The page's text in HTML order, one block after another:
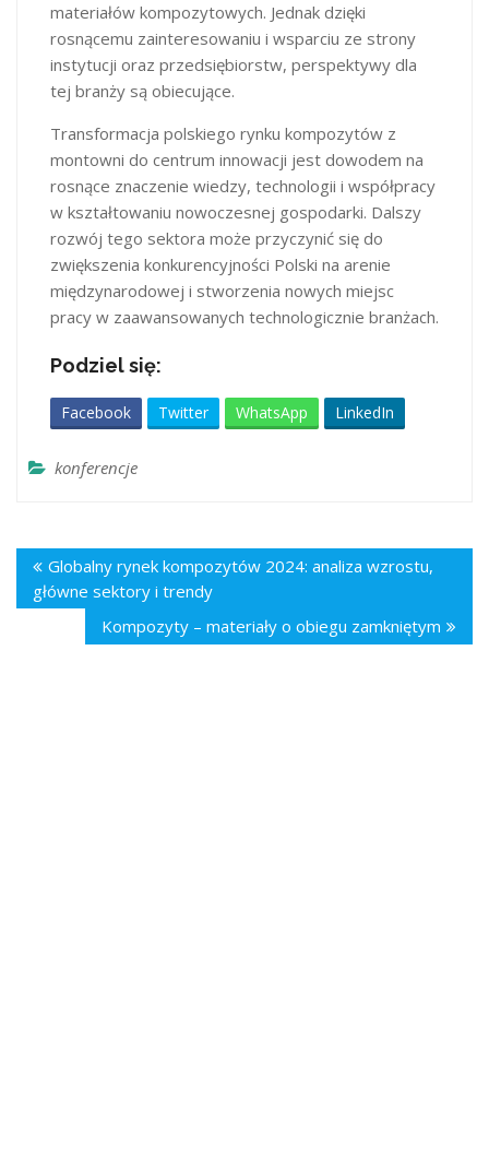
materiałów kompozytowych. Jednak dzięki
rosnącemu zainteresowaniu i wsparciu ze strony
instytucji oraz przedsiębiorstw, perspektywy dla
tej branży są obiecujące.​
Transformacja polskiego rynku kompozytów z
montowni do centrum innowacji jest dowodem na
rosnące znaczenie wiedzy, technologii i współpracy
w kształtowaniu nowoczesnej gospodarki. Dalszy
rozwój tego sektora może przyczynić się do
zwiększenia konkurencyjności Polski na arenie
międzynarodowej i stworzenia nowych miejsc
pracy w zaawansowanych technologicznie branżach.​
Podziel się:
Facebook Twitter WhatsApp LinkedIn
konferencje
Globalny rynek kompozytów 2024: analiza wzrostu,
główne sektory i trendy
Kompozyty – materiały o obiegu zamkniętym